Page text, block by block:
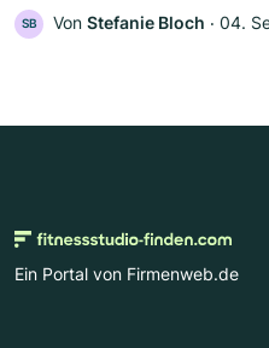
SB Von Stefanie Bloch ‧ 04.
Ein Portal von Firmenweb.de